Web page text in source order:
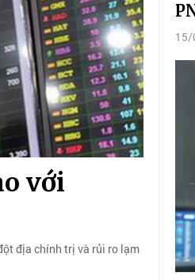
với
địa chính trị và rủi ro lạm
15/